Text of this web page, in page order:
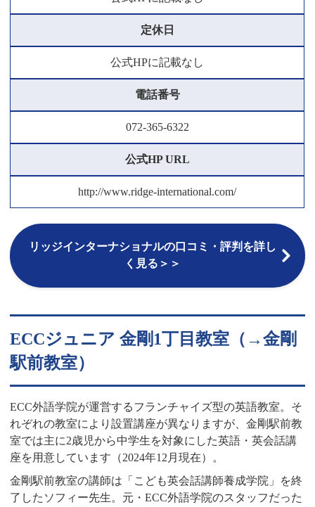
定休日
公式HPに記載なし
電話番号
072-365-6322
公式HP URL
http://www.ridge-international.com/
リッジインターナショナルの口コミ・評判を詳し
く見る＞＞
ECCジュニア 金剛1丁目教室（→金剛
駅前教室）
ECC外語学院が運営するフランチャイズ型の英語教室。そ
れぞれの教室により設置講座が異なりますが、金剛駅前教
室では主に2歳児から中学生を対象にした英語・英会話講
座を用意しています（2024年12月現在）。
金剛駅前教室の講師は「こども英会話講師養成学院」を終
了したソフィー先生。元・ECC外語学院のスタッフだった